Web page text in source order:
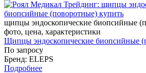
щипцы эндоскопические биопсийные
фото, цена, характеристики
Щипцы эндоскопические биопсийные
По запросу
Бренд: ELEPS
Подробнее